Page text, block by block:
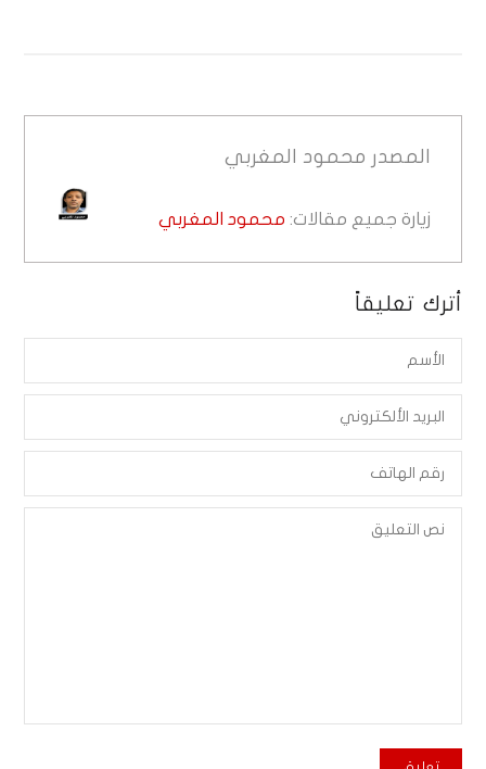
المصدر محمود المغربي
زيارة جميع مقالات: محمود المغربي
أترك تعليقاً